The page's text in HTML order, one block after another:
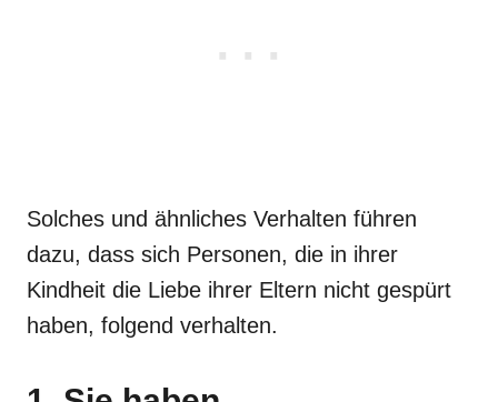
Solches und ähnliches Verhalten führen
dazu, dass sich Personen, die in ihrer
Kindheit die Liebe ihrer Eltern nicht gespürt
haben, folgend verhalten.